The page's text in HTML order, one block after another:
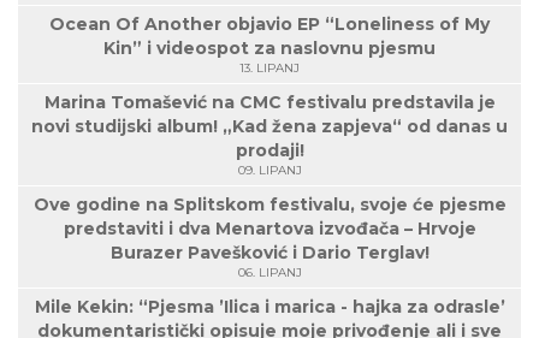
Ocean Of Another objavio EP “Loneliness of My
Kin” i videospot za naslovnu pjesmu
13. LIPANJ
Marina Tomašević na CMC festivalu predstavila je
novi studijski album! „Kad žena zapjeva“ od danas u
prodaji!
09. LIPANJ
Ove godine na Splitskom festivalu, svoje će pjesme
predstaviti i dva Menartova izvođača – Hrvoje
Burazer Pavešković i Dario Terglav!
06. LIPANJ
Mile Kekin: “Pjesma ’Ilica i marica - hajka za odrasle’
dokumentaristički opisuje moje privođenje ali i sve